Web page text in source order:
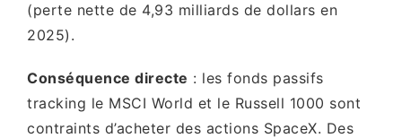
(perte nette de 4,93 milliards de dollars en
2025).
Conséquence directe : les fonds passifs
tracking le MSCI World et le Russell 1000 sont
contraints d’acheter des actions SpaceX. Des